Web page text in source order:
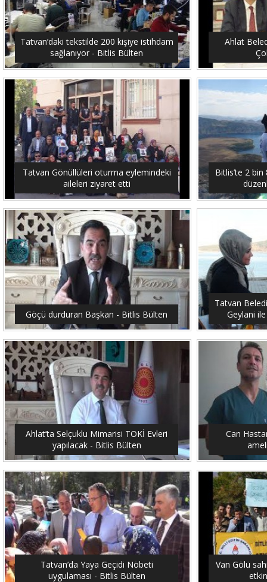
Tatvan’daki tekstilde 200 kişiye istihdam
sağlanıyor - Bitlis Bülten
Ahlat
Tatvan Gönüllüleri oturma eylemindeki
aileleri ziyaret etti
Bitlis’te 2
Göçü durduran Başkan - Bitlis Bülten
Tatvan
Geylani
Ahlat’ta Selçuklu Mimarisi TOKİ Evleri
yapılacak - Bitlis Bülten
Can
Tatvan’da Yaya Geçidi Nöbeti
uygulaması - Bitlis Bülten
Van Gölü